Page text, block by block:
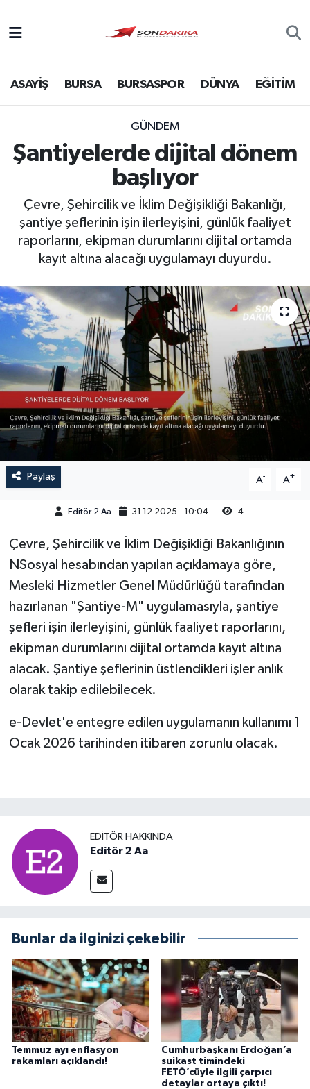
ASAYİŞ BURSA BURSASPOR DÜNYA EĞİTİM
GÜNDEM
Şantiyelerde dijital dönem
başlıyor
Çevre, Şehircilik ve İklim Değişikliği Bakanlığı,
şantiye şeflerinin işin ilerleyişini, günlük faaliyet
raporlarını, ekipman durumlarını dijital ortamda
kayıt altına alacağı uygulamayı duyurdu.
Paylaş A- A+
Editör 2 Aa 31.12.2025 - 10:04 4
Çevre, Şehircilik ve İklim Değişikliği Bakanlığının
NSosyal hesabından yapılan açıklamaya göre,
Mesleki Hizmetler Genel Müdürlüğü tarafından
hazırlanan "Şantiye-M" uygulamasıyla, şantiye
şefleri işin ilerleyişini, günlük faaliyet raporlarını,
ekipman durumlarını dijital ortamda kayıt altına
alacak. Şantiye şeflerinin üstlendikleri işler anlık
olarak takip edilebilecek.
e-Devlet'e entegre edilen uygulamanın kullanımı 1
Ocak 2026 tarihinden itibaren zorunlu olacak.
EDITÖR HAKKINDA
Editör 2 Aa
Bunlar da ilginizi çekebilir
Temmuz ayı enflasyon
rakamları açıklandı!
Cumhurbaşkanı Erdoğan’a
suikast timindeki
FETÖ’cüyle ilgili çarpıcı
detaylar ortaya çıktı!
Bursa
Ekonomi
Genel
Gündem
Magazin
Sağlık
Siyaset
Spor
Türkiye
Video Galeri